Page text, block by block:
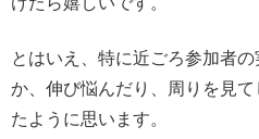
とはいえ、特に近ごろ参加者
か、伸び悩んだり、周りを見
たように思います。